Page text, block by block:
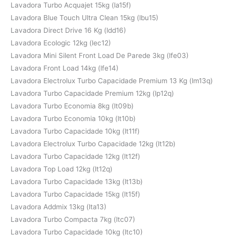
Lavadora Turbo Acquajet 15kg (la15f)
Lavadora Blue Touch Ultra Clean 15kg (lbu15)
Lavadora Direct Drive 16 Kg (ldd16)
Lavadora Ecologic 12kg (lec12)
Lavadora Mini Silent Front Load De Parede 3kg (lfe03)
Lavadora Front Load 14kg (lfe14)
Lavadora Electrolux Turbo Capacidade Premium 13 Kg (lm13q)
Lavadora Turbo Capacidade Premium 12kg (lp12q)
Lavadora Turbo Economia 8kg (lt09b)
Lavadora Turbo Economia 10kg (lt10b)
Lavadora Turbo Capacidade 10kg (lt11f)
Lavadora Electrolux Turbo Capacidade 12kg (lt12b)
Lavadora Turbo Capacidade 12kg (lt12f)
Lavadora Top Load 12kg (lt12q)
Lavadora Turbo Capacidade 13kg (lt13b)
Lavadora Turbo Capacidade 15kg (lt15f)
Lavadora Addmix 13kg (lta13)
Lavadora Turbo Compacta 7kg (ltc07)
Lavadora Turbo Capacidade 10kg (ltc10)